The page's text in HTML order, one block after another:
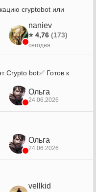
cryptobot или
naniev
⭐ 4,76 (173)
сегодня
Crypto bot✅ Готов к
Ольга
24.06.2026
Ольга
24.06.2026
vellkid